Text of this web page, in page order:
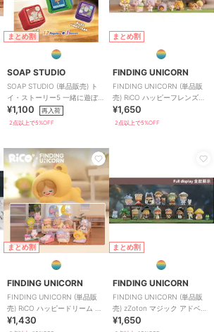
まとめ割
SOAP STUDIO
SOAP STUDIO (単品販売) ト
イ・ストーリー5 一緒に遊ぼう
クリッカー ブラインド
¥1,100 再入荷
2点以上で5%OFF
まとめ割
FINDING UNICORN
FINDING UNICORN (単品販
売) RiCO ハッピーフレンズト
ゥギャザー ブラインド
¥1,650
2点以上で5%OFF
まとめ割
FINDING UNICORN
FINDING UNICORN (単品販
売) RiCO ハッピードリーム ブ
ラインド
¥1,430
まとめ割
FINDING UNICORN
FINDING UNICORN (単品販
売) zZoton マジック アドベン
チャー ブラインド
¥1,650